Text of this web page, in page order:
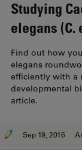
Fruit Flies (Drosophila
Studying
elegans (C.
Find out how
elegans
efficiently with a
developmental
article.
Sep 19, 2016